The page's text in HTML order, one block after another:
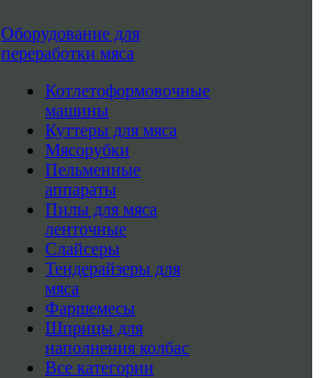
Оборудование для
переработки мяса
Котлетоформовочные
машины
Куттеры для мяса
Мясорубки
Пельменные
аппараты
Пилы для мяса
ленточные
Слайсеры
Тендерайзеры для
мяса
Фаршемесы
Шприцы для
наполнения колбас
Все категории